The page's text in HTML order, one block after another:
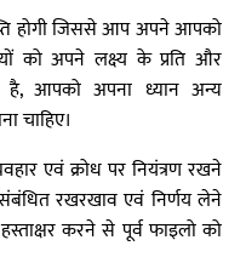
होगी जिससे आप अपने आपको
को अपने लक्ष्य के प्रति और
आपको अपना ध्यान अन्य
चाहिए।
एवं क्रोध पर नियंत्रण रखने
रखरखाव एवं निर्णय लेने
करने से पूर्व फाइलो को